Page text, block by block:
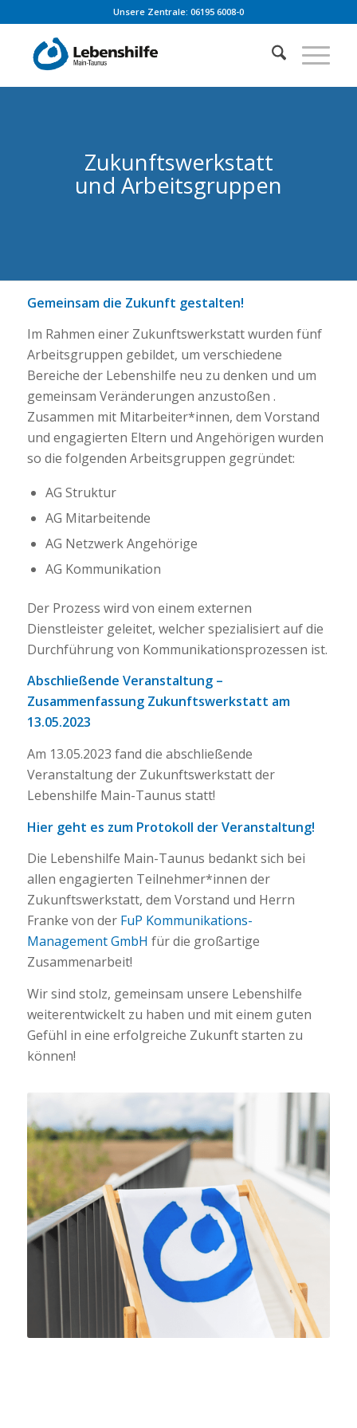
Unsere Zentrale: 06195 6008-0
Zukunftswerkstatt
und Arbeitsgruppen
Gemeinsam die Zukunft gestalten!
Im Rahmen einer Zukunftswerkstatt wurden fünf
Arbeitsgruppen gebildet, um verschiedene
Bereiche der Lebenshilfe neu zu denken und um
gemeinsam Veränderungen anzustoßen .
Zusammen mit Mitarbeiter*innen, dem Vorstand
und engagierten Eltern und Angehörigen wurden
so die folgenden Arbeitsgruppen gegründet:
AG Struktur
AG Mitarbeitende
AG Netzwerk Angehörige
AG Kommunikation
Der Prozess wird von einem externen
Dienstleister geleitet, welcher spezialisiert auf die
Durchführung von Kommunikationsprozessen ist.
Abschließende Veranstaltung –
Zusammenfassung Zukunftswerkstatt am
13.05.2023
Am 13.05.2023 fand die abschließende
Veranstaltung der Zukunftswerkstatt der
Lebenshilfe Main-Taunus statt!
Hier geht es zum Protokoll der Veranstaltung!
Die Lebenshilfe Main-Taunus bedankt sich bei
allen engagierten Teilnehmer*innen der
Zukunftswerkstatt, dem Vorstand und Herrn
Franke von der FuP Kommunikations-
Management GmbH für die großartige
Zusammenarbeit!
Wir sind stolz, gemeinsam unsere Lebenshilfe
weiterentwickelt zu haben und mit einem guten
Gefühl in eine erfolgreiche Zukunft starten zu
können!